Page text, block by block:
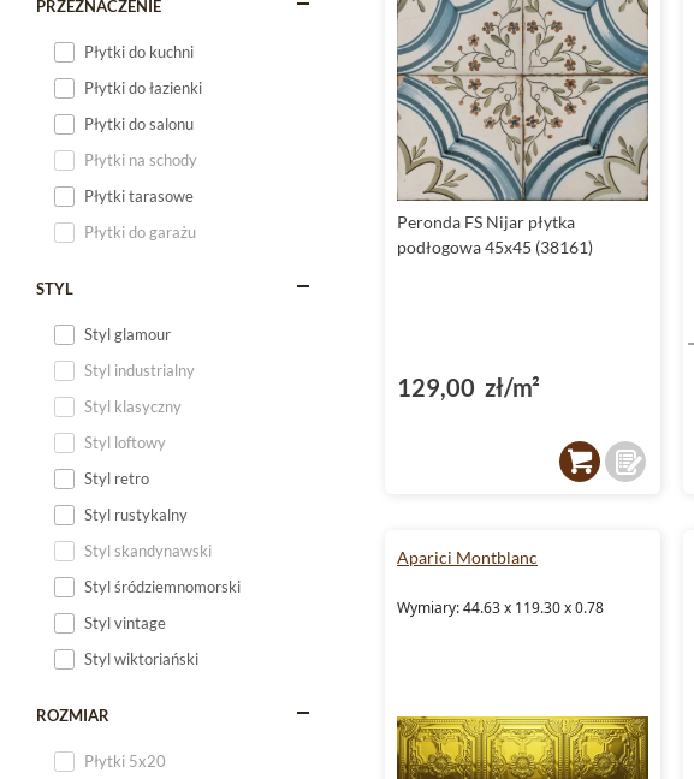
PRZEZNACZENIE
Płytki do kuchni
Płytki do łazienki
Płytki do salonu
Płytki na schody
Płytki tarasowe
Płytki do garażu
STYL
Styl glamour
Styl industrialny
Styl klasyczny
Styl loftowy
Styl retro
Styl rustykalny
Styl skandynawski
Styl śródziemnomorski
Styl vintage
Styl wiktoriański
ROZMIAR
Płytki 5x20
Peronda FS Nijar płytka
podłogowa 45x45 (38161)
129,00 zł/m²
Aparici Montblanc
Wymiary: 44.63 x 119.30 x 0.78